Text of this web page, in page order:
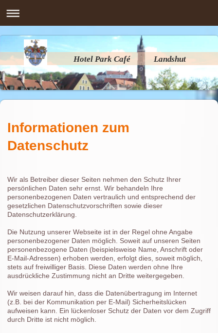
Hotel Park Café Landshut
Informationen zum
Datenschutz
Wir als Betreiber dieser Seiten nehmen den Schutz Ihrer
persönlichen Daten sehr ernst. Wir behandeln Ihre
personenbezogenen Daten vertraulich und entsprechend der
gesetzlichen Datenschutzvorschriften sowie dieser
Datenschutzerklärung.
Die Nutzung unserer Webseite ist in der Regel ohne Angabe
personenbezogener Daten möglich. Soweit auf unseren Seiten
personenbezogene Daten (beispielsweise Name, Anschrift oder
E-Mail-Adressen) erhoben werden, erfolgt dies, soweit möglich,
stets auf freiwilliger Basis. Diese Daten werden ohne Ihre
ausdrückliche Zustimmung nicht an Dritte weitergegeben.
Wir weisen darauf hin, dass die Datenübertragung im Internet
(z.B. bei der Kommunikation per E-Mail) Sicherheitslücken
aufweisen kann. Ein lückenloser Schutz der Daten vor dem Zugriff
durch Dritte ist nicht möglich.